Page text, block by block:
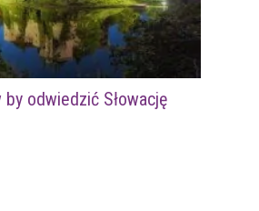
odwiedzić Słowację